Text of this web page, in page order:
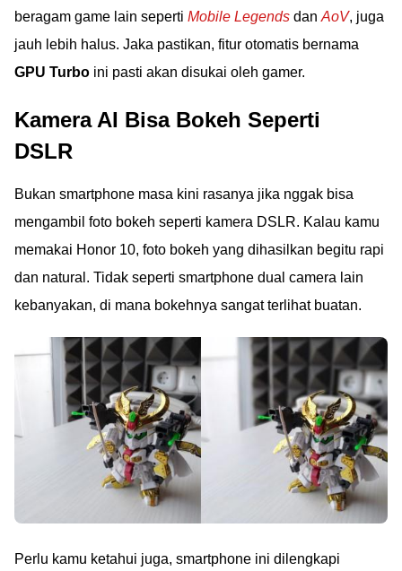
beragam game lain seperti Mobile Legends dan AoV, juga
jauh lebih halus. Jaka pastikan, fitur otomatis bernama
GPU Turbo ini pasti akan disukai oleh gamer.
Kamera AI Bisa Bokeh Seperti
DSLR
Bukan smartphone masa kini rasanya jika nggak bisa
mengambil foto bokeh seperti kamera DSLR. Kalau kamu
memakai Honor 10, foto bokeh yang dihasilkan begitu rapi
dan natural. Tidak seperti smartphone dual camera lain
kebanyakan, di mana bokehnya sangat terlihat buatan.
Perlu kamu ketahui juga, smartphone ini dilengkapi